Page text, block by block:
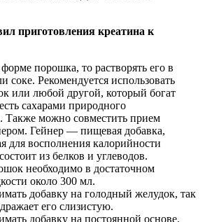
приготовления креатина к
порошка, то растворять его в
соке. Рекомендуется использовать
или любой другой, который богат
сахарами природного
Также можно совместить прием
Гейнер — пищевая добавка,
для восполнения калорийности
из белков и углеводов.
необходимо в достаточном
около 300 мл.
добавку на голодный желудок, так
его слизистую.
добавку на постоянной основе.